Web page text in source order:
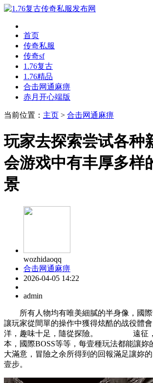
首页
传奇私服
传奇sf
1.76复古
1.76精品
合击网通麻痹
赤月开心端版
当前位置： 主页 > 合击网通麻痹
玩家去探索尝试各种
会游戏中有丰厚多样
景
wozhidaoqq
合击网通麻痹
2026-04-05 14:22
admin
所有人物均有唯美細膩的半身像，國際
讓玩家從間單的操作中獲得炫酷的战役體
洋，趣味十足，隨從探險。 遠征，
本，國際BOSS等等，每壹種玩法都能讓妳
大滿意，冒險之余所得到的回報滿足讓妳
壹步。